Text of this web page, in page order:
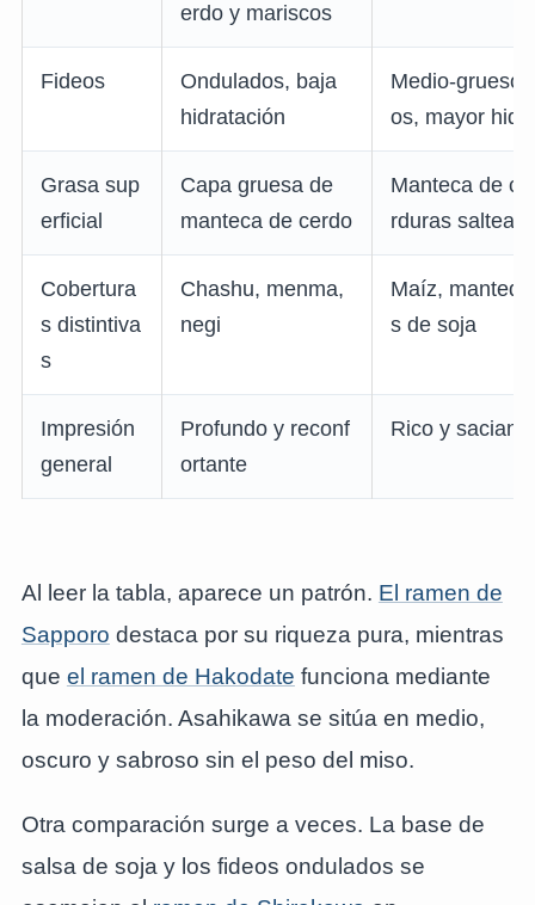
erdo y mariscos
Fideos
Ondulados, baja
hidratación
Medio-
os, mayor
Grasa sup
erficial
Capa gruesa de
manteca de cerdo
Manteca de
rduras
Cobertura
s distintiva
s
Chashu, menma,
negi
Maíz,
s de soja
Impresión
general
Profundo y reconf
ortante
Rico y saciante
Al leer la tabla, aparece un patrón. El ramen de
Sapporo destaca por su riqueza pura, mientras
que el ramen de Hakodate funciona mediante
la moderación. Asahikawa se sitúa en medio,
oscuro y sabroso sin el peso del miso.
Otra comparación surge a veces. La base de
salsa de soja y los fideos ondulados se